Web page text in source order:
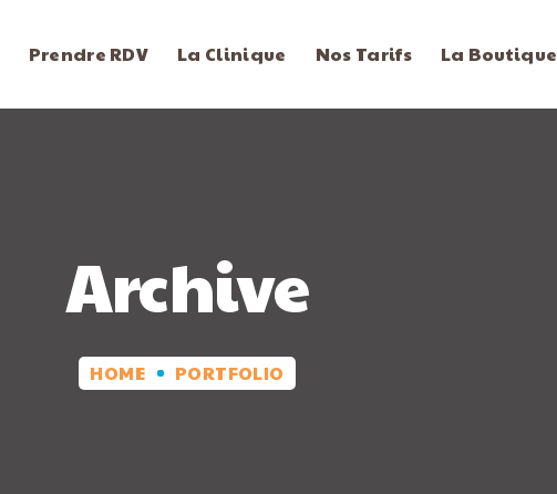
Prendre RDV La Clinique Nos Tarifs La Boutique
Archive
HOME PORTFOLIO